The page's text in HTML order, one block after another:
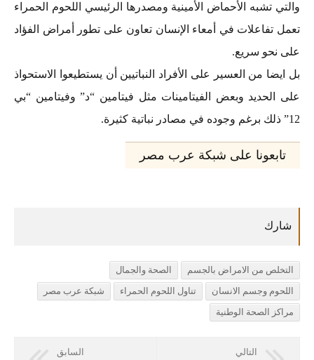
والتي تشبه الأحماض الأمينية ومصدرها الرئيسي اللحوم الحمراء
تعمل تفاعلات في أمعاء الإنسان تعاون على تطور أمراض الفؤاد
على نحو سريع.
بل ايضا من العسير على الأفراد النباتيين أن يستطيعوا الاستحواذ
على الحديد وبعض الفيتامينات مثل فيتامين “د” وفيتامين “بي
12” ذلك برغم وجوده في مصادر نباتية كثيرة.
تابعونا على شبكة عرب مصر
التخلص من الامراض بالجسم
الصحة والجمال
اللحوم وجسم الانسان
تناول اللحوم الحمراء
شبكة عرب مصر
مراكز الصحة الوطنية
التالي السابق